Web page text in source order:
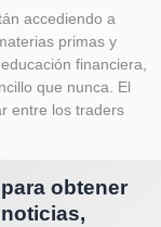
accediendo a
primas y
financiera,
que nunca. El
entre los traders
obtener